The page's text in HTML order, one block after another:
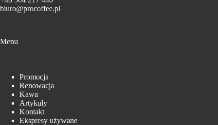
biuro@procoffee.pl
Menu
Promocja
Renowacja
Kawa
Artykuły
Kontakt
Ekspresy używane